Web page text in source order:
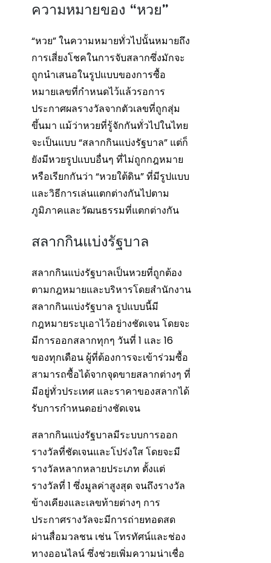
ความหมายของ “หวย”
“หวย” ในความหมายทั่วไปนั้นหมายถึง
การเสี่ยงโชคในการจับสลากซึ่งมักจะ
ถูกนำเสนอในรูปแบบของการซื้อ
หมายเลขที่กำหนดไว้แล้วรอการ
ประกาศผลรางวัลจากตัวเลขที่ถูกสุ่ม
ขึ้นมา แม้ว่าหวยที่รู้จักกันทั่วไปในไทย
จะเป็นแบบ “สลากกินแบ่งรัฐบาล” แต่ก็
ยังมีหวยรูปแบบอื่นๆ ที่ไม่ถูกกฎหมาย
หรือเรียกกันว่า “หวยใต้ดิน” ที่มีรูปแบบ
และวิธีการเล่นแตกต่างกันไปตาม
ภูมิภาคและวัฒนธรรมที่แตกต่างกัน
สลากกินแบ่งรัฐบาล
สลากกินแบ่งรัฐบาลเป็นหวยที่ถูกต้อง
ตามกฎหมายและบริหารโดยสำนักงาน
สลากกินแบ่งรัฐบาล รูปแบบนี้มี
กฎหมายระบุเอาไว้อย่างชัดเจน โดยจะ
มีการออกสลากทุกๆ วันที่ 1 และ 16
ของทุกเดือน ผู้ที่ต้องการจะเข้าร่วมซื้อ
สามารถซื้อได้จากจุดขายสลากต่างๆ ที่
มีอยู่ทั่วประเทศ และราคาของสลากได้
รับการกำหนดอย่างชัดเจน
สลากกินแบ่งรัฐบาลมีระบบการออก
รางวัลที่ชัดเจนและโปร่งใส โดยจะมี
รางวัลหลากหลายประเภท ตั้งแต่
รางวัลที่ 1 ซึ่งมูลค่าสูงสุด จนถึงรางวัล
ข้างเคียงและเลขท้ายต่างๆ การ
ประกาศรางวัลจะมีการถ่ายทอดสด
ผ่านสื่อมวลชน เช่น โทรทัศน์และช่อง
ทางออนไลน์ ซึ่งช่วยเพิ่มความน่าเชื่อ